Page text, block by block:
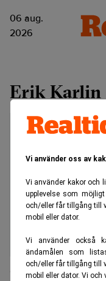
Vi använder oss av
Vi använder kakor och
upplevelse som
och/eller får tillgång till
mobil eller dator.
Vi använder också
ändamålen som
och/eller får tillgång till
mobil eller dator. Vi och
06 aug.
2026
Erik Karlin
Grundarna